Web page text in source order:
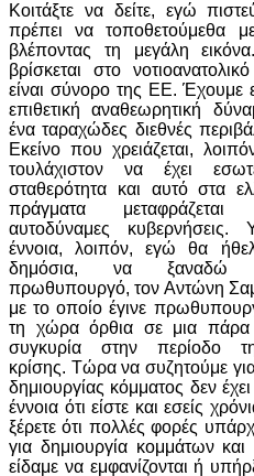
Κοιτάξτε να δείτε, εγώ
πρέπει να τοποθετούμεθα
βλέποντας τη μεγάλη
βρίσκεται στο
είναι σύνορο της ΕΕ. Έχουμε
επιθετική αναθεωρητική
ένα ταραχώδες διεθνές
Εκείνο που χρειάζεται,
τουλάχιστον να έχει
σταθερότητα και αυτό στα
πράγματα
αυτοδύναμες
έννοια, λοιπόν, εγώ θα
δημόσια, να
πρωθυπουργό, τον Αντώνη
με το οποίο έγινε
τη χώρα όρθια σε μια
συγκυρία στην περίοδο
κρίσης. Τώρα να συζητούμε
δημιουργίας κόμματος δεν
έννοια ότι είστε και εσείς
ξέρετε ότι πολλές φορές
για δημιουργία κομμάτων
είδαμε να εμφανίζονται ή